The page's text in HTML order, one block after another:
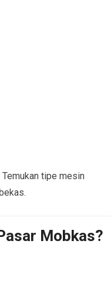
tipe mesin
Mobkas?